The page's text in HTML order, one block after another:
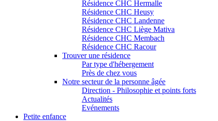
Résidence CHC Hermalle
Résidence CHC Heusy
Résidence CHC Landenne
Résidence CHC Liège Mativa
Résidence CHC Membach
Résidence CHC Racour
Trouver une résidence
Par type d'hébergement
Près de chez vous
Notre secteur de la personne âgée
Direction - Philosophie et points forts
Actualités
Evénements
Petite enfance